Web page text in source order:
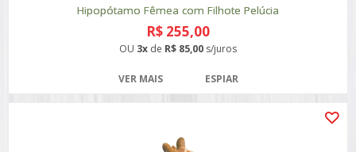
Hipopótamo Fêmea com Filhote Pelúcia
R$ 255,00
OU 3x de R$ 85,00 s/juros
VER MAIS ESPIAR